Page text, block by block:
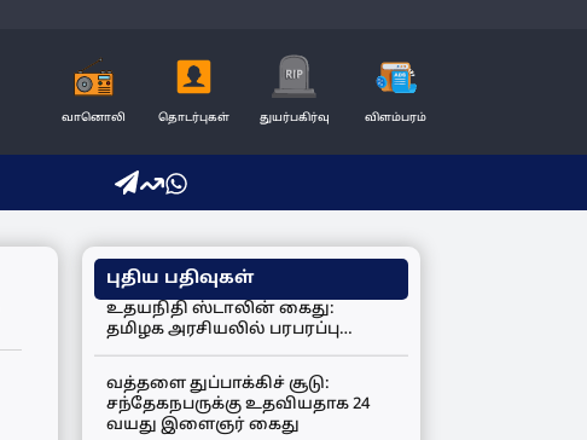
வானொலி தொடர்புகள் துயர்பகிர்வு விளம்பரம்
புதிய பதிவுகள்
உதயநிதி ஸ்டாலின் கைது:
தமிழக அரசியலில் பரபரப்பு…
வத்தளை துப்பாக்கிச் சூடு:
சந்தேகநபருக்கு உதவியதாக 24
வயது இளைஞர் கைது